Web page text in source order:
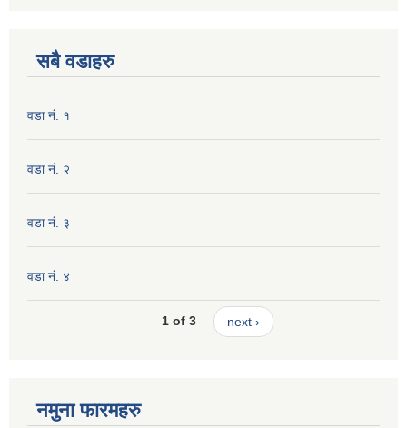
सबै वडाहरु
वडा नं. १
वडा नं. २
वडा नं. ३
वडा नं. ४
1 of 3 next ›
नमुना फारमहरु